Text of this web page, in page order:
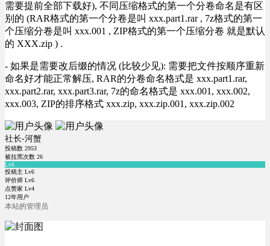
需要提前全部下载好), 不同压缩格式的第一个分卷命名是有区
别的 (RAR格式的第一个分卷是叫 xxx.part1.rar , 7z格式的第一
个压缩分卷是叫 xxx.001 , ZIP格式的第一个压缩分卷 就是默认
的 XXX.zip ) .
- 如果是需要改后缀的情况 (比较少见): 需要把文件按顺序重新
命名好才能正常解压, RAR的分卷命名格式是 xxx.part1.rar,
xxx.part2.rar, xxx.part3.rar, 7z的命名格式是 xxx.001, xxx.002,
xxx.003, ZIP的排序格式 xxx.zip, xxx.zip.001, xxx.zip.002
社长-河蟹
投稿数 2953
被拉黑次数 26
Lv6
投稿主 Lv6
评价师 Lv6
点赞家 Lv4
12年用户
本站的管理员